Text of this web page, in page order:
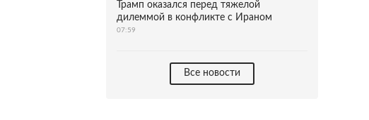
Трамп оказался перед тяжелой
дилеммой в конфликте с Ираном
07:59
Все новости